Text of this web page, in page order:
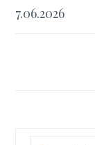
7.06.2026